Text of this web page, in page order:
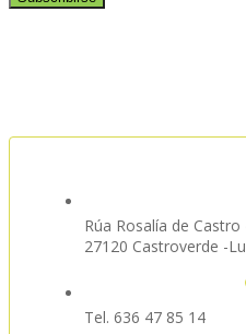
Rúa Rosalía de
27120 Castroverde -
Tel. 636 47 85 14